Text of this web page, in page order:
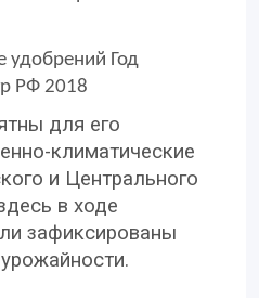
удобрений Год
РФ 2018
для его
климатические
и Центрального
в ходе
зафиксированы